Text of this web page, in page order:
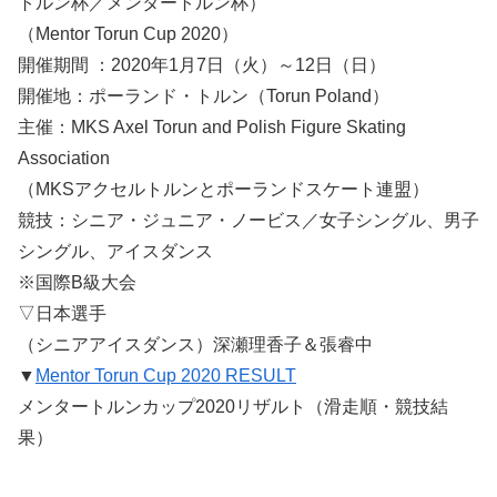
（Mentor Torun Cup 2020）
開催期間 ：2020年1月7日（火）～12日（日）
開催地：ポーランド・トルン（Torun Poland）
主催：MKS Axel Torun and Polish Figure Skating
Association
（MKSアクセルトルンとポーランドスケート連盟）
競技：シニア・ジュニア・ノービス／女子シングル、男子
シングル、アイスダンス
※国際B級大会
▽日本選手
（シニアアイスダンス）深瀬理香子＆張睿中
▼ Mentor Torun Cup 2020 RESULT
メンタートルンカップ2020リザルト（滑走順・競技結
果）